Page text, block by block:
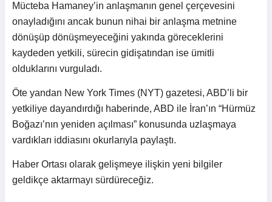
Mücteba Hamaney’in anlaşmanın genel çerçevesini
onayladığını ancak bunun nihai bir anlaşma metnine
dönüşüp dönüşmeyeceğini yakında göreceklerini
kaydeden yetkili, sürecin gidişatından ise ümitli
olduklarını vurguladı.
Öte yandan New York Times (NYT) gazetesi, ABD’li bir
yetkiliye dayandırdığı haberinde, ABD ile İran’ın “Hürmüz
Boğazı’nın yeniden açılması” konusunda uzlaşmaya
vardıkları iddiasını okurlarıyla paylaştı.
Haber Ortası olarak gelişmeye ilişkin yeni bilgiler
geldikçe aktarmayı sürdüreceğiz.